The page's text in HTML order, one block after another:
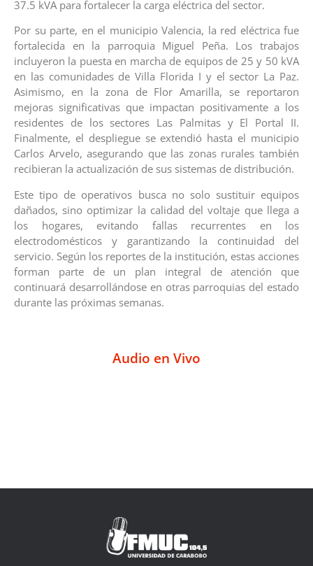
37.5 kVA para fortalecer la carga eléctrica del sector.
Por su parte, en el municipio Valencia, la red eléctrica fue
fortalecida en la parroquia Miguel Peña. Los trabajos
incluyeron la puesta en marcha de equipos de 25 y 50 kVA
en las comunidades de Villa Florida I y el sector La Paz.
Asimismo, en la zona de Flor Amarilla, se reportaron
mejoras significativas que impactan positivamente a los
residentes de los sectores Las Palmitas y El Portal II.
Finalmente, el despliegue se extendió hasta el municipio
Carlos Arvelo, asegurando que las zonas rurales también
recibieran la actualización de sus sistemas de distribución.
Este tipo de operativos busca no solo sustituir equipos
dañados, sino optimizar la calidad del voltaje que llega a
los hogares, evitando fallas recurrentes en los
electrodomésticos y garantizando la continuidad del
servicio. Según los reportes de la institución, estas acciones
forman parte de un plan integral de atención que
continuará desarrollándose en otras parroquias del estado
durante las próximas semanas.
Audio en Vivo